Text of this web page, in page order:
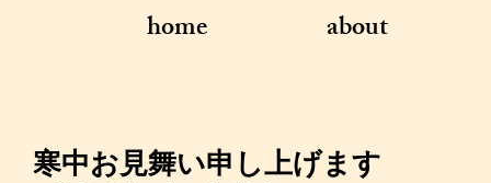
home about
寒中お見舞い申し上げます